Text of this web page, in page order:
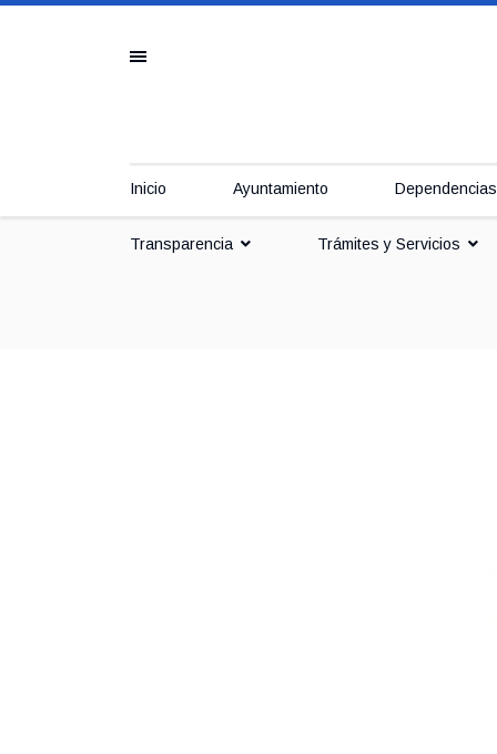
Inicio Ayuntamiento Dependencias
Transparencia Trámites y Servicios